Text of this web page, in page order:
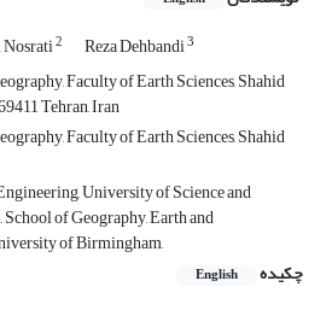
2 Reza Dehbandi3
Faculty of Earth Sciences, Shahid
Tehran, Iran
Faculty of Earth Sciences, Shahid
University of Science and
of Geography, Earth and
of Birmingham,
چکیده
English